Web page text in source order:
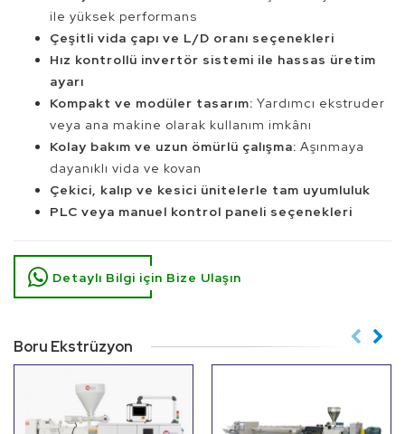
ile yüksek performans
Çeşitli vida çapı ve L/D oranı seçenekleri
Hız kontrollü invertör sistemi ile hassas üretim
ayarı
Kompakt ve modüler tasarım: Yardımcı ekstruder
veya ana makine olarak kullanım imkânı
Kolay bakım ve uzun ömürlü çalışma: Aşınmaya
dayanıklı vida ve kovan
Çekici, kalıp ve kesici ünitelerle tam uyumluluk
PLC veya manuel kontrol paneli seçenekleri
Detaylı Bilgi için Bize Ulaşın
Boru Ekstrüzyon